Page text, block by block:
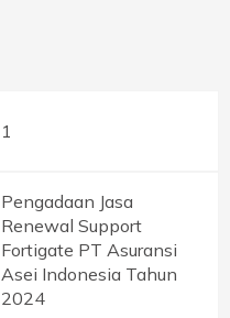
1
Pengadaan Jasa
Renewal Support
Fortigate PT Asuransi
Asei Indonesia Tahun
2024